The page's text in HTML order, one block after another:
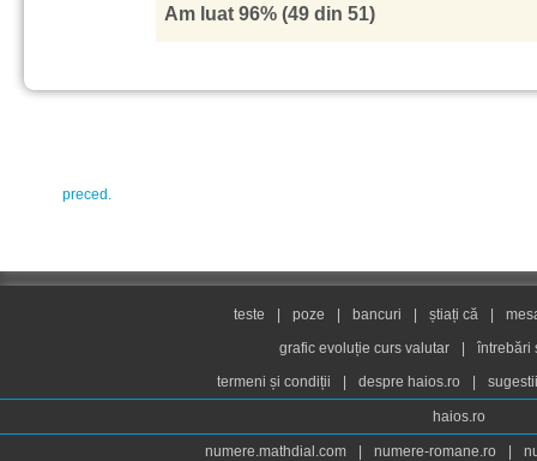
Am luat 96% (49 din 51)
preced.
teste poze bancuri știați că
grafic evoluție curs valutar
întrebări
termeni și condiții
despre haios.ro
haios.ro
numere.mathdial.com numere-romane.ro